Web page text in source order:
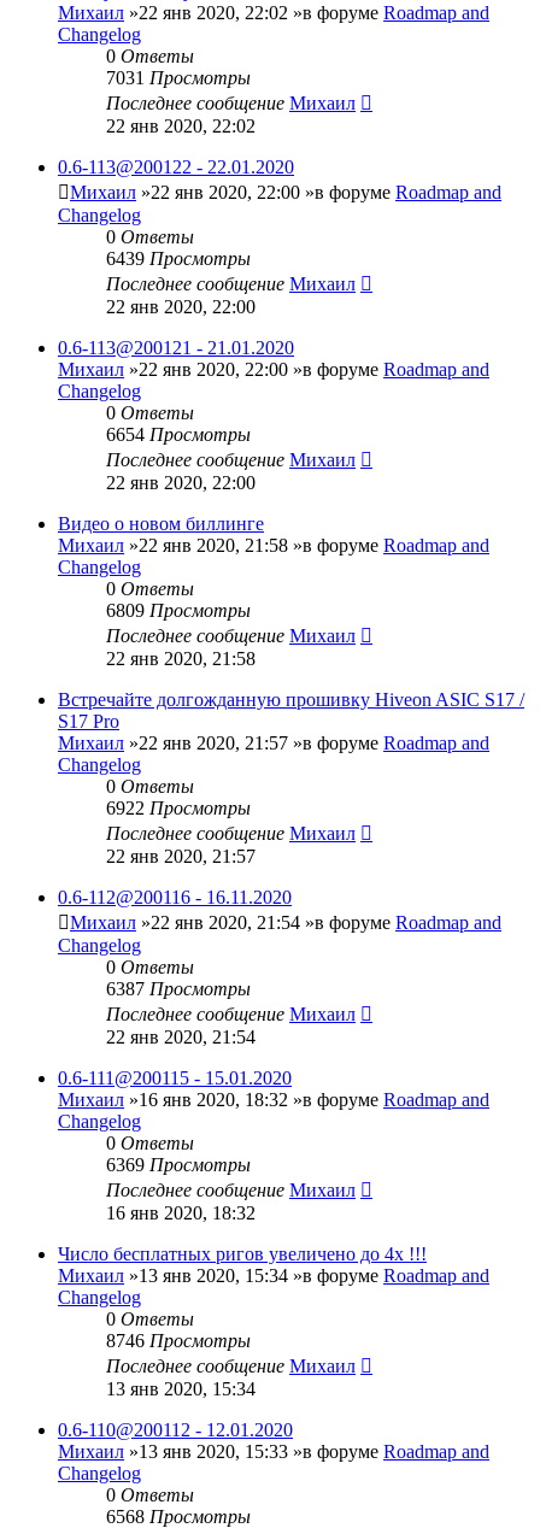
Михаил »22 янв 2020, 22:02 »в форуме Roadmap and
Changelog
0 Ответы
7031 Просмотры
Последнее сообщение Михаил
22 янв 2020, 22:02
0.6-113@200122 - 22.01.2020
Михаил »22 янв 2020, 22:00 »в форуме Roadmap and
Changelog
0 Ответы
6439 Просмотры
Последнее сообщение Михаил
22 янв 2020, 22:00
0.6-113@200121 - 21.01.2020
Михаил »22 янв 2020, 22:00 »в форуме Roadmap and
Changelog
0 Ответы
6654 Просмотры
Последнее сообщение Михаил
22 янв 2020, 22:00
Видео о новом биллинге
Михаил »22 янв 2020, 21:58 »в форуме Roadmap and
Changelog
0 Ответы
6809 Просмотры
Последнее сообщение Михаил
22 янв 2020, 21:58
Встречайте долгожданную прошивку Hiveon ASIC S17 /
S17 Pro
Михаил »22 янв 2020, 21:57 »в форуме Roadmap and
Changelog
0 Ответы
6922 Просмотры
Последнее сообщение Михаил
22 янв 2020, 21:57
0.6-112@200116 - 16.11.2020
Михаил »22 янв 2020, 21:54 »в форуме Roadmap and
Changelog
0 Ответы
6387 Просмотры
Последнее сообщение Михаил
22 янв 2020, 21:54
0.6-111@200115 - 15.01.2020
Михаил »16 янв 2020, 18:32 »в форуме Roadmap and
Changelog
0 Ответы
6369 Просмотры
Последнее сообщение Михаил
16 янв 2020, 18:32
Число бесплатных ригов увеличено до 4х !!!
Михаил »13 янв 2020, 15:34 »в форуме Roadmap and
Changelog
0 Ответы
8746 Просмотры
Последнее сообщение Михаил
13 янв 2020, 15:34
0.6-110@200112 - 12.01.2020
Михаил »13 янв 2020, 15:33 »в форуме Roadmap and
Changelog
0 Ответы
6568 Просмотры